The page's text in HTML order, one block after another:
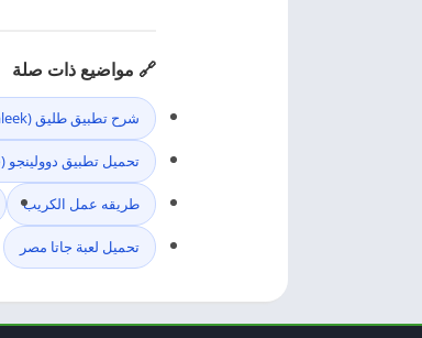
🔗 مواضيع ذات صلة
شرح تطبيق طليق (Taleek) لتعلم اللغة الإنجليزية من الصفر: هل هو الأفضل؟
تحميل تطبيق دوولينجو (Duolingo) لتعلم اللغات مجاناً: الشرح وكيفية الاستفادة منه
طريقه عمل الكريب
تحميل لعبة جاتا مصر